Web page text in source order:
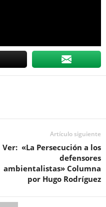
Artículo siguiente
Ver: «La Persecución a los
defensores
ambientalistas» Columna
por Hugo Rodríguez